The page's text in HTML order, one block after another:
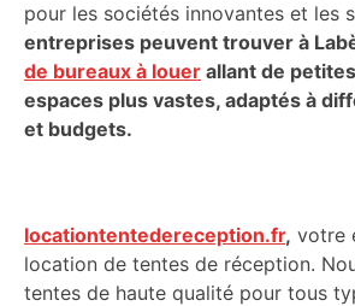
pour les sociétés innovantes et les
entreprises peuvent trouver à
de bureaux à louer allant de
espaces plus vastes, adaptés à
et budgets.
locationtentedereception.fr, votre
location de tentes de réception.
tentes de haute qualité pour tous